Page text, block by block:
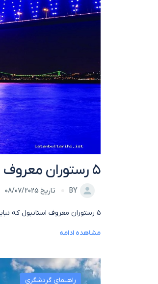
۵ رستوران معروف استانبول که نباید از دست بدهید!
BY تاریخ 08/07/2025
۵ رستوران معروف استانبول که نباید از دست بدهید! استانبول فقط شهری با مساجد باشکوه و بازارهای پرجنب‌وجوش نیست، بلکه[...]
مشاهده ادامه
راهنمای گردشگری